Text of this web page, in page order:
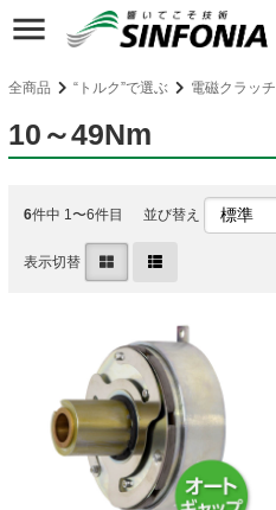
全商品 “トルク”で選ぶ 電磁クラッチ
10～49Nm
6件中 1〜6件目 並び替え
表示切替